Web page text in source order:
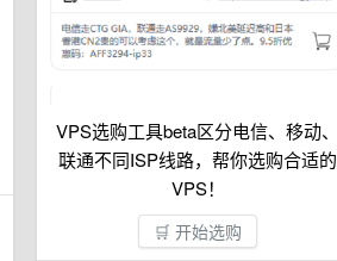
VPS选购工具beta区分电信、移动、
联通不同ISP线路，帮你选购合适的
VPS！
🛒 开始选购